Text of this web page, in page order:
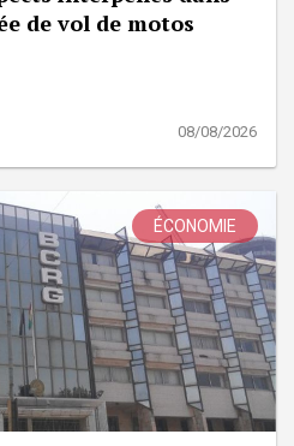
de vol de motos
08/08/2026
ÉCONOMIE